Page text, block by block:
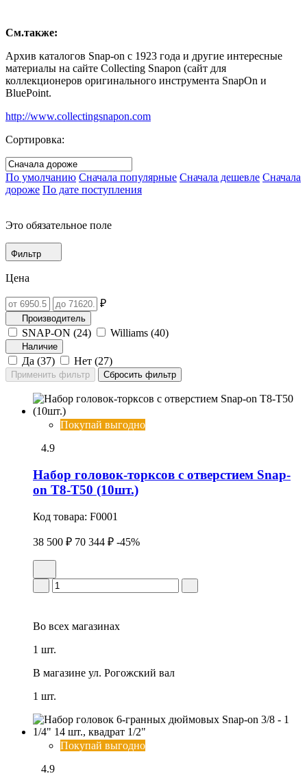
См.также:
Архив каталогов Snap-on с 1923 года и другие интересные
материалы на сайте Collecting Snapon (сайт для
коллекционеров оригинального инструмента SnapOn и
BluePoint.
http://www.collectingsnapon.com
Сортировка:
По умолчанию Сначала популярные Сначала дешевле Сначала
дороже По дате поступления
Это обязательное поле
Фильтр
Цена
₽
Производитель
SNAP-ON (24) Williams (40)
Наличие
Да (37) Нет (27)
Покупай выгодно
4.9
Набор головок-торксов с отверстием Snap-
on Т8-Т50 (10шт.)
Код товара: F0001
38 500 ₽ 70 344 ₽ -45%
Во всех магазинах
1 шт.
В магазине ул. Рогожский вал
1 шт.
Покупай выгодно
4.9